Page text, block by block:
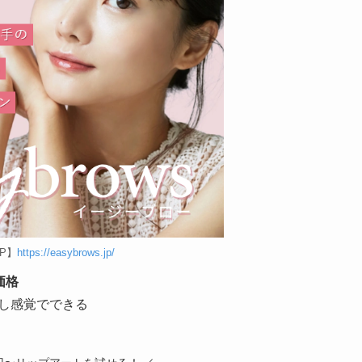
https://easybrows.jp/
格
感覚でできる